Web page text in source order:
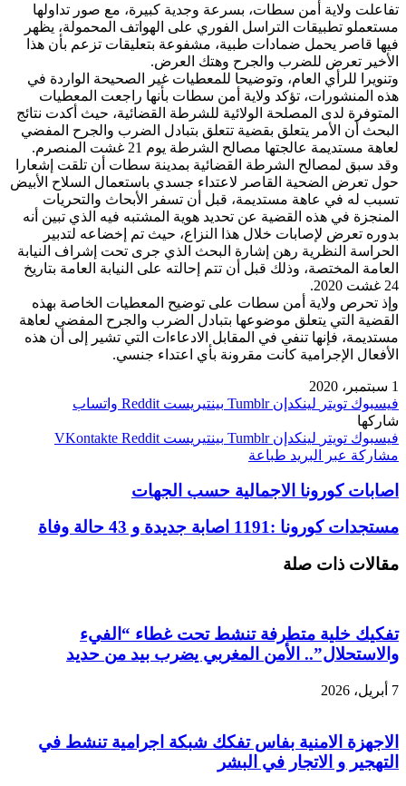
تفاعلت ولاية أمن سطات، بسرعة وجدية كبيرة، مع صور تداولها
مستعملو تطبيقات التراسل الفوري على الهواتف المحمولة، يظهر
فيها قاصر يحمل ضمادات طبية، مشفوعة بتعليقات تزعم بأن هذا
الأخير تعرض للضرب والجرح وهتك العرض.
وتنويرا للرأي العام، وتوضيحا للمعطيات غير الصحيحة الواردة في
هذه المنشورات، تؤكد ولاية أمن سطات بأنها راجعت المعطيات
المتوفرة لدى المصلحة الولائية للشرطة القضائية، حيث أكدت نتائج
البحث أن الأمر يتعلق بقضية تتعلق بتبادل الضرب والجرح المفضي
لعاهة مستديمة عالجتها مصالح الشرطة يوم 21 غشت المنصرم.
وقد سبق لمصالح الشرطة القضائية بمدينة سطات أن تلقت إشعارا
حول تعرض الضحية القاصر لاعتداء جسدي باستعمال السلاح الأبيض
تسبب له في عاهة مستديمة، قبل أن تسفر الأبحاث والتحريات
المنجزة في هذه القضية عن تحديد هوية المشتبه فيه الذي تبين أنه
بدوره تعرض لإصابات خلال هذا النزاع، حيث تم إخضاعه لتدبير
الحراسة النظرية رهن إشارة البحث الذي جرى تحت إشراف النيابة
العامة المختصة، وذلك قبل أن تتم إحالته على النيابة العامة بتاريخ
24 غشت 2020.
وإذ تحرص ولاية أمن سطات على توضيح المعطيات الخاصة بهذه
القضية التي يتعلق موضوعها بتبادل الضرب والجرح المفضي لعاهة
مستديمة، فإنها تنفي في المقابل الادعاءات التي تشير إلى أن هذه
الأفعال الإجرامية كانت مقرونة بأي اعتداء جنسي.
1 سبتمبر، 2020
فيسبوك تويتر لينكدإن بينتيريست
واتساب
شاركها
فيسبوك تويتر لينكدإن بينتيريست
مشاركة عبر البريد طباعة
اصابات كورونا الاجمالية حسب الجهات
مستجدات كورونا :1191 اصابة جديدة و 43 حالة وفاة
مقالات ذات صلة
تفكيك خلية متطرفة تنشط تحت غطاء “الفيء
والاستحلال”.. الأمن المغربي يضرب بيد من حديد
7 أبريل، 2026
الاجهزة الامنية بفاس تفكك شبكة اجرامية تنشط في
التهجير و الاتجار في البشر